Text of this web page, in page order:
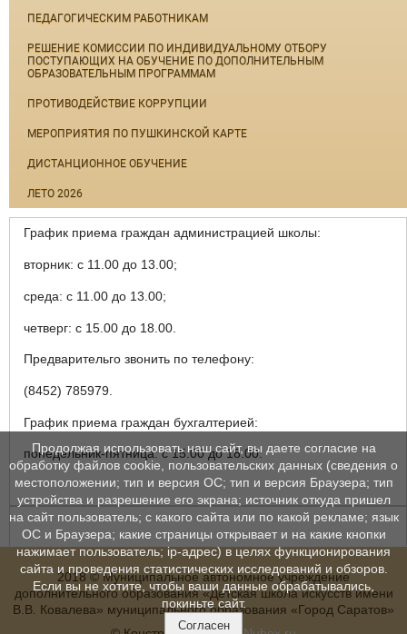
ПЕДАГОГИЧЕСКИМ РАБОТНИКАМ
РЕШЕНИЕ КОМИССИИ ПО ИНДИВИДУАЛЬНОМУ ОТБОРУ
ПОСТУПАЮЩИХ НА ОБУЧЕНИЕ ПО ДОПОЛНИТЕЛЬНЫМ
ОБРАЗОВАТЕЛЬНЫМ ПРОГРАММАМ
ПРОТИВОДЕЙСТВИЕ КОРРУПЦИИ
МЕРОПРИЯТИЯ ПО ПУШКИНСКОЙ КАРТЕ
ДИСТАНЦИОННОЕ ОБУЧЕНИЕ
ЛЕТО 2026
График приема граждан администрацией школы:
вторник: с 11.00 до 13.00;
среда: с 11.00 до 13.00;
четверг: с 15.00 до 18.00.
Предварительго звонить по телефону:
(8452) 785979.
График приема граждан бухгалтерией:
понедельник-пятница: с 15.00 до 18.00.
2018 © Муниципальное автономное учреждение
дополнительного образования «Детская школа искусств имени
В.В. Ковалева» муниципального образования «Город Саратов»
Продолжая использовать наш сайт, вы даете согласие на
обработку файлов cookie, пользовательских данных (сведения о
местоположении; тип и версия ОС; тип и версия Браузера; тип
устройства и разрешение его экрана; источник откуда пришел
на сайт пользователь; с какого сайта или по какой рекламе; язык
ОС и Браузера; какие страницы открывает и на какие кнопки
нажимает пользователь; ip-адрес) в целях функционирования
сайта и проведения статистических исследований и обзоров.
Если вы не хотите, чтобы ваши данные обрабатывались,
покиньте сайт.
Согласен